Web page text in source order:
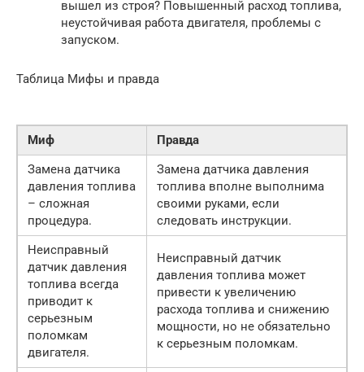
вышел из строя? Повышенный расход топлива,
неустойчивая работа двигателя, проблемы с
запуском.
Таблица Мифы и правда
Миф
Правда
Замена датчика
давления топлива
– сложная
процедура.
Замена датчика давления
топлива вполне выполнима
своими руками, если
следовать инструкции.
Неисправный
датчик давления
топлива всегда
приводит к
серьезным
поломкам
двигателя.
Неисправный датчик
давления топлива может
привести к увеличению
расхода топлива и снижению
мощности, но не обязательно
к серьезным поломкам.